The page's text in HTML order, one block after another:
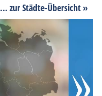
... zur Städte-Übersicht »